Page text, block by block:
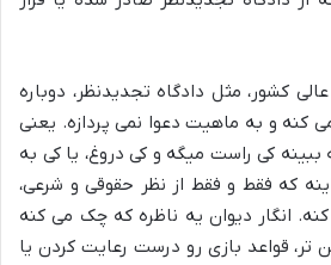
کشور، مثل دادگاه تجدیدنظر، دوباره
کنه و به ماهیت دعوا نمی پردازه. یعنی
کی راست میگه و کی دروغ، یا کی به
که فقط و فقط از نظر حقوقی و شرعی،
انگار دیوان یه ناظره که چک می کنه
تر، قواعد بازی رو درست رعایت کردن یا